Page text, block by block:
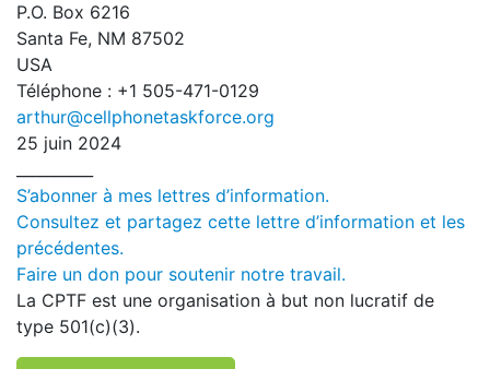
P.O. Box 6216
Santa Fe, NM 87502
USA
Téléphone : +1 505-471-0129
arthur@cellphonetaskforce.org
25 juin 2024
S’abonner à mes lettres d’information.
Consultez et partagez cette lettre d’information et les
précédentes.
Faire un don pour soutenir notre travail.
La CPTF est une organisation à but non lucratif de
type 501(c)(3).